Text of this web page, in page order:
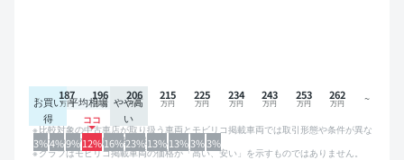
お買い
得
平均相場 やや高
い
3%4%9%12%16%23%13%13%3%3%
187 196 206 215 225 234 243 253 262
比較対象の中古車店が取り扱う車両とモビリコ掲載車両では取引形態や条件が異な
るため、グラフは参考情報です。
グラフはモビリコ掲載車両の価格が「高い、安い」を示すものではありません。